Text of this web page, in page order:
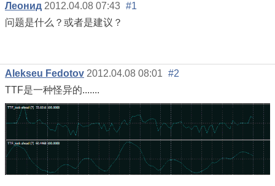
Леонид 2012.04.08 07:43 #1
问题是什么？或者是建议？
Alekseu Fedotov 2012.04.08 08:01 #2
TTF是一种怪异的.......